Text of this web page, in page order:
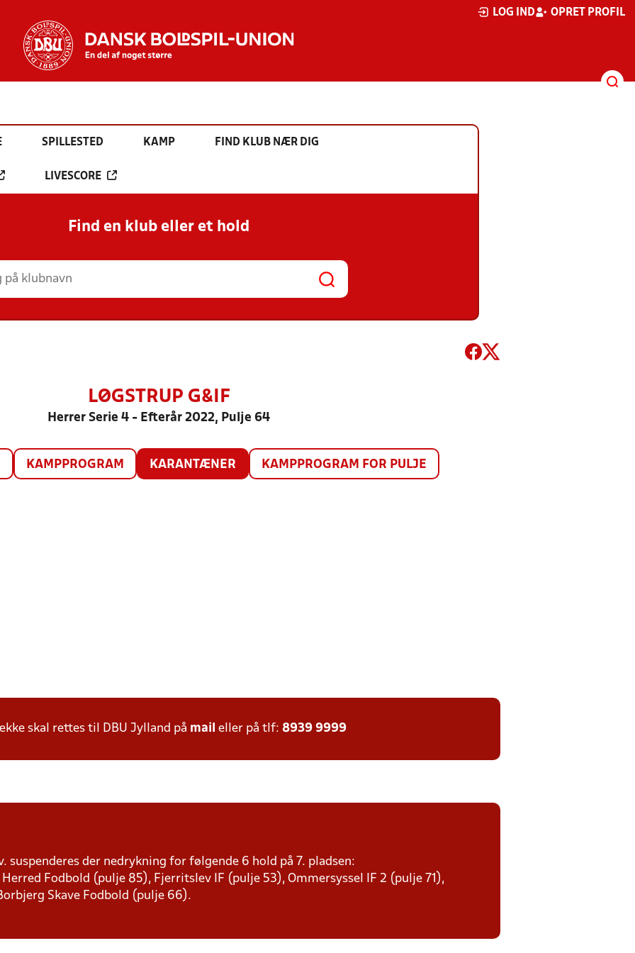
LOG IND OPRET PROFIL
SPILLESTED KAMP FIND KLUB NÆR DIG
LIVESCORE
Find en klub eller et hold
LØGSTRUP G&IF
Herrer Serie 4 - Efterår 2022, Pulje 64
KAMPPROGRAM KARANTÆNER KAMPPROGRAM FOR PULJE
skal rettes til DBU Jylland på mail eller på tlf: 8939 9999
suspenderes der nedrykning for følgende 6 hold på 7. pladsen:
Fodbold (pulje 85), Fjerritslev IF (pulje 53), Ommersyssel IF 2 (pulje 71),
Skave Fodbold (pulje 66).